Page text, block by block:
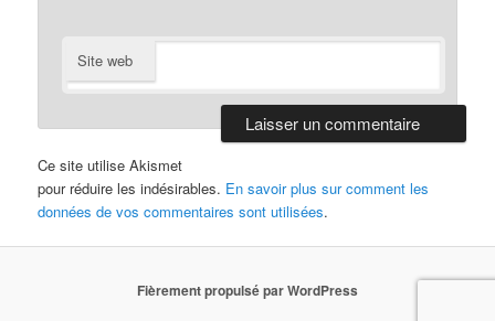
Site web
Ce site utilise Akismet
pour réduire les indésirables. En savoir plus sur comment les
données de vos commentaires sont utilisées.
Fièrement propulsé par WordPress